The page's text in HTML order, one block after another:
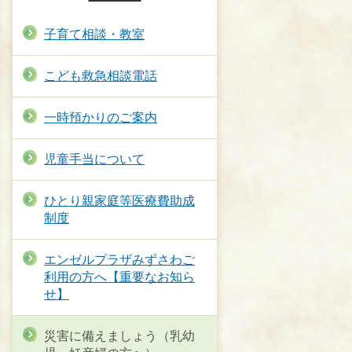
子育て相談・教室
こども救急相談電話
一時預かりのご案内
児童手当について
ひとり親家庭等医療費助成
制度
エンゼルプラザみずさわご
利用の方へ【重要なお知ら
せ】
災害に備えましょう（乳幼